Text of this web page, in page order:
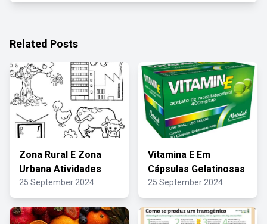
Related Posts
Zona Rural E Zona
Urbana Atividades
25 September 2024
Vitamina E Em
Cápsulas Gelatinosas
25 September 2024